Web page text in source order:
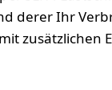
derer Ihr
zusätzlichen